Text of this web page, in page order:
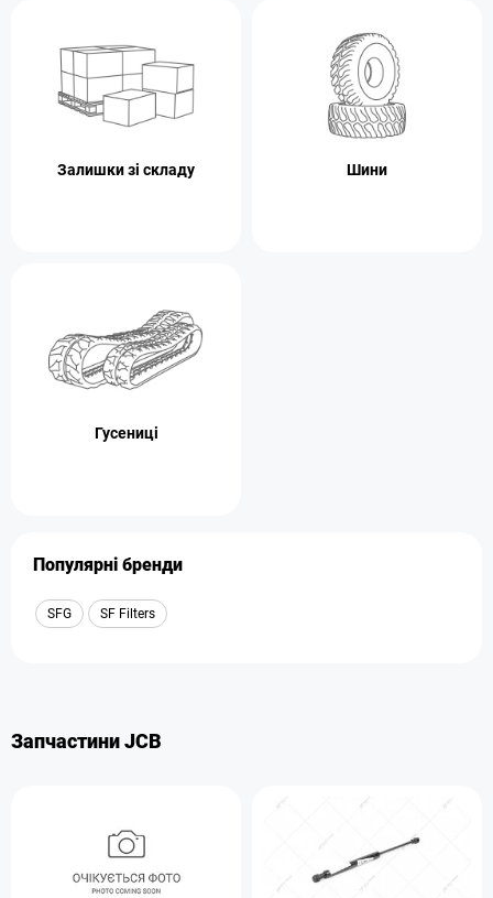
Залишки зі складу Шини
Гусениці
Популярні бренди
SFG SF Filters
Запчастини JCB